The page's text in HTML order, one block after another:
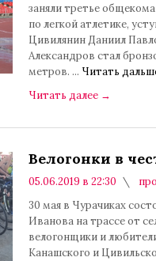
заняли третье
по легкой атлетике,
Цивилянин Даниил
Александров стал
метров. ... Читать
Читать далее →
Велогонки в
05.06.2019 в 22:30
30 мая в Чурачиках
Иванова на трассе от
велогонщики и
Канашского и